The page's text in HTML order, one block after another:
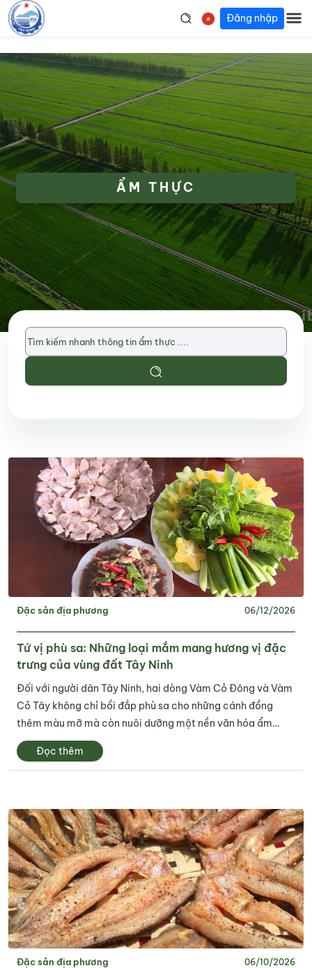
Đăng nhập
ẨM THỰC
Đặc sản địa phương 06/12/2026
Tứ vị phù sa: Những loại mắm mang hương vị đặc
trưng của vùng đất Tây Ninh
Đối với người dân Tây Ninh, hai dòng Vàm Cỏ Đông và Vàm
Cỏ Tây không chỉ bồi đắp phù sa cho những cánh đồng
thêm màu mỡ mà còn nuôi dưỡng một nền văn hóa ẩm
thực đặc sắc của vùng đất này. Trên hành trình len lỏi qua
những cánh đồng ngập nước Đồng...
Đọc thêm
Đặc sản địa phương 06/10/2026